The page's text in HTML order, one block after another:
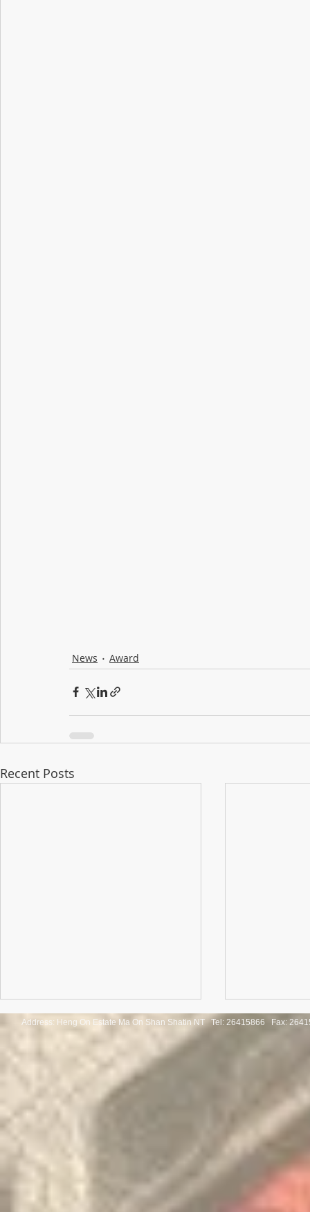
News Award
Recent Posts
of the
Address: Heng On Estate Ma On Shan Shatin NT Tel: 26415866 Fax: